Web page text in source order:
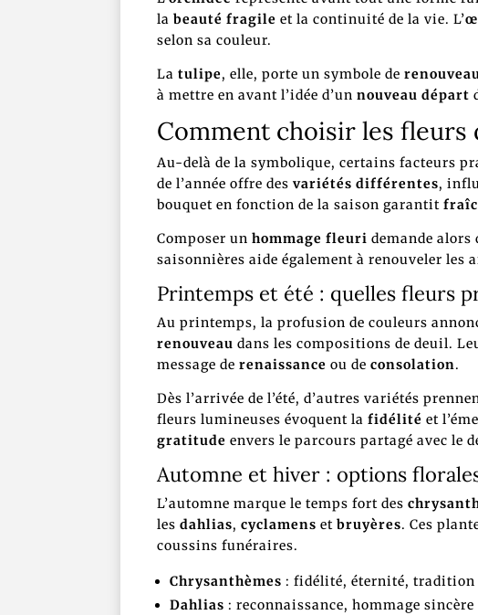
la beauté fragile et la continuité de la vie. L’
selon sa couleur.
La tulipe, elle, porte un symbole de
à mettre en avant l’idée d’un nouveau départ
Comment choisir les fleurs
Au-delà de la symbolique, certains facteurs
de l’année offre des variétés différentes,
bouquet en fonction de la saison garantit
Composer un hommage fleuri demande
saisonnières aide également à renouveler les
Printemps et été : quelles fleurs
Au printemps, la profusion de couleurs
renouveau dans les compositions de deuil.
message de renaissance ou de consolation.
Dès l’arrivée de l’été, d’autres variétés
fleurs lumineuses évoquent la fidélité et
gratitude envers le parcours partagé avec le
Automne et hiver : options
L’automne marque le temps fort des
les dahlias, cyclamens et bruyères. Ces
coussins funéraires.
Chrysanthèmes : fidélité, éternité, tradition
Dahlias : reconnaissance, hommage sincère